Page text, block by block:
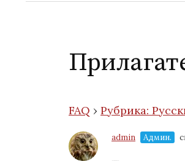
FAQ › Рубрика:
admin Админ.